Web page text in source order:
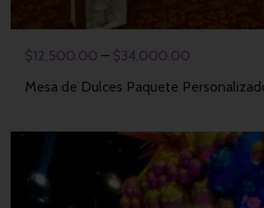
$12,500.00 – $34,000.00
Mesa de Dulces Paquete